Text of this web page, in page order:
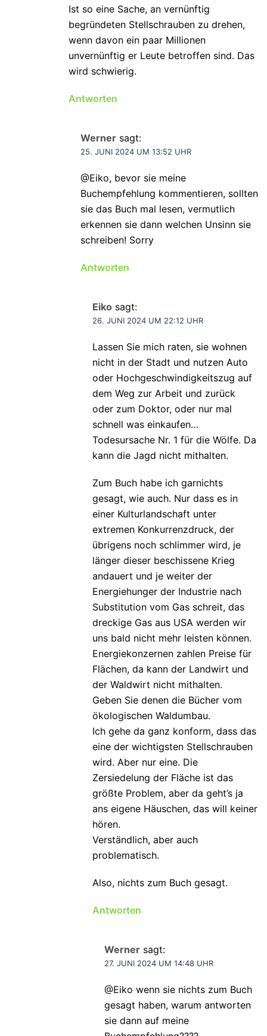
Ist so eine Sache, an vernünftig
begründeten Stellschrauben zu drehen,
wenn davon ein paar Millionen
unvernünftig er Leute betroffen sind. Das
wird schwierig.
Antworten
Werner sagt:
25. JUNI 2024 UM 13:52 UHR
@Eiko, bevor sie meine
Buchempfehlung kommentieren, sollten
sie das Buch mal lesen, vermutlich
erkennen sie dann welchen Unsinn sie
schreiben! Sorry
Antworten
Eiko sagt:
26. JUNI 2024 UM 22:12 UHR
Lassen Sie mich raten, sie wohnen
nicht in der Stadt und nutzen Auto
oder Hochgeschwindigkeitszug auf
dem Weg zur Arbeit und zurück
oder zum Doktor, oder nur mal
schnell was einkaufen…
Todesursache Nr. 1 für die Wölfe. Da
kann die Jagd nicht mithalten.
Zum Buch habe ich garnichts
gesagt, wie auch. Nur dass es in
einer Kulturlandschaft unter
extremen Konkurrenzdruck, der
übrigens noch schlimmer wird, je
länger dieser beschissene Krieg
andauert und je weiter der
Energiehunger der Industrie nach
Substitution vom Gas schreit, das
dreckige Gas aus USA werden wir
uns bald nicht mehr leisten können.
Energiekonzernen zahlen Preise für
Flächen, da kann der Landwirt und
der Waldwirt nicht mithalten.
Geben Sie denen die Bücher vom
ökologischen Waldumbau.
Ich gehe da ganz konform, dass das
eine der wichtigsten Stellschrauben
wird. Aber nur eine. Die
Zersiedelung der Fläche ist das
größte Problem, aber da geht’s ja
ans eigene Häuschen, das will keiner
hören.
Verständlich, aber auch
problematisch.
Also, nichts zum Buch gesagt.
Antworten
Werner sagt:
27. JUNI 2024 UM 14:48 UHR
@Eiko wenn sie nichts zum Buch
gesagt haben, warum antworten
sie dann auf meine